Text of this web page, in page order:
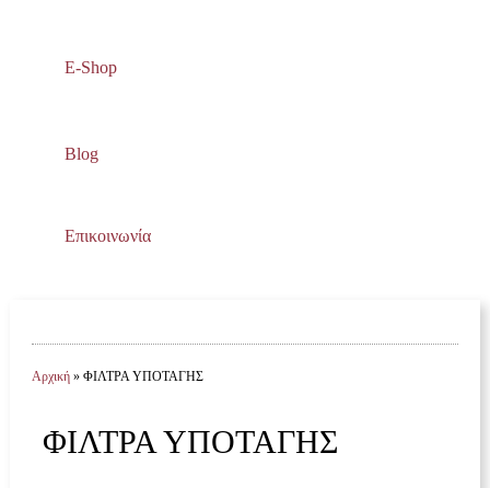
E-Shop
Blog
Επικοινωνία
Αρχική» ΦΙΛΤΡΑ ΥΠΟΤΑΓΗΣ
ΦΙΛΤΡΑ ΥΠΟΤΑΓΗΣ